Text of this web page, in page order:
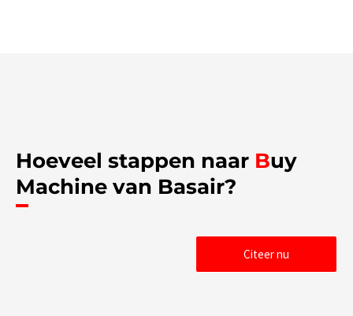
Hoeveel stappen naar Buy
Machine van Basair?
Citeer nu